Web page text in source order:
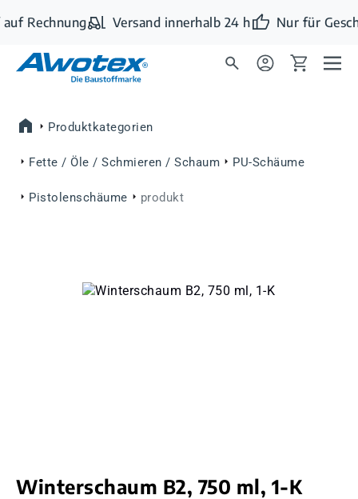
Zum Hauptinhalt springen
Rechnung Versand innerhalb 24 h Nur für
Produktkategorien
Fette / Öle / Schmieren / Schaum PU-Schäume
Pistolenschäume produkt
Bildergalerie überspringen
Winterschaum B2, 750 ml, 1-K